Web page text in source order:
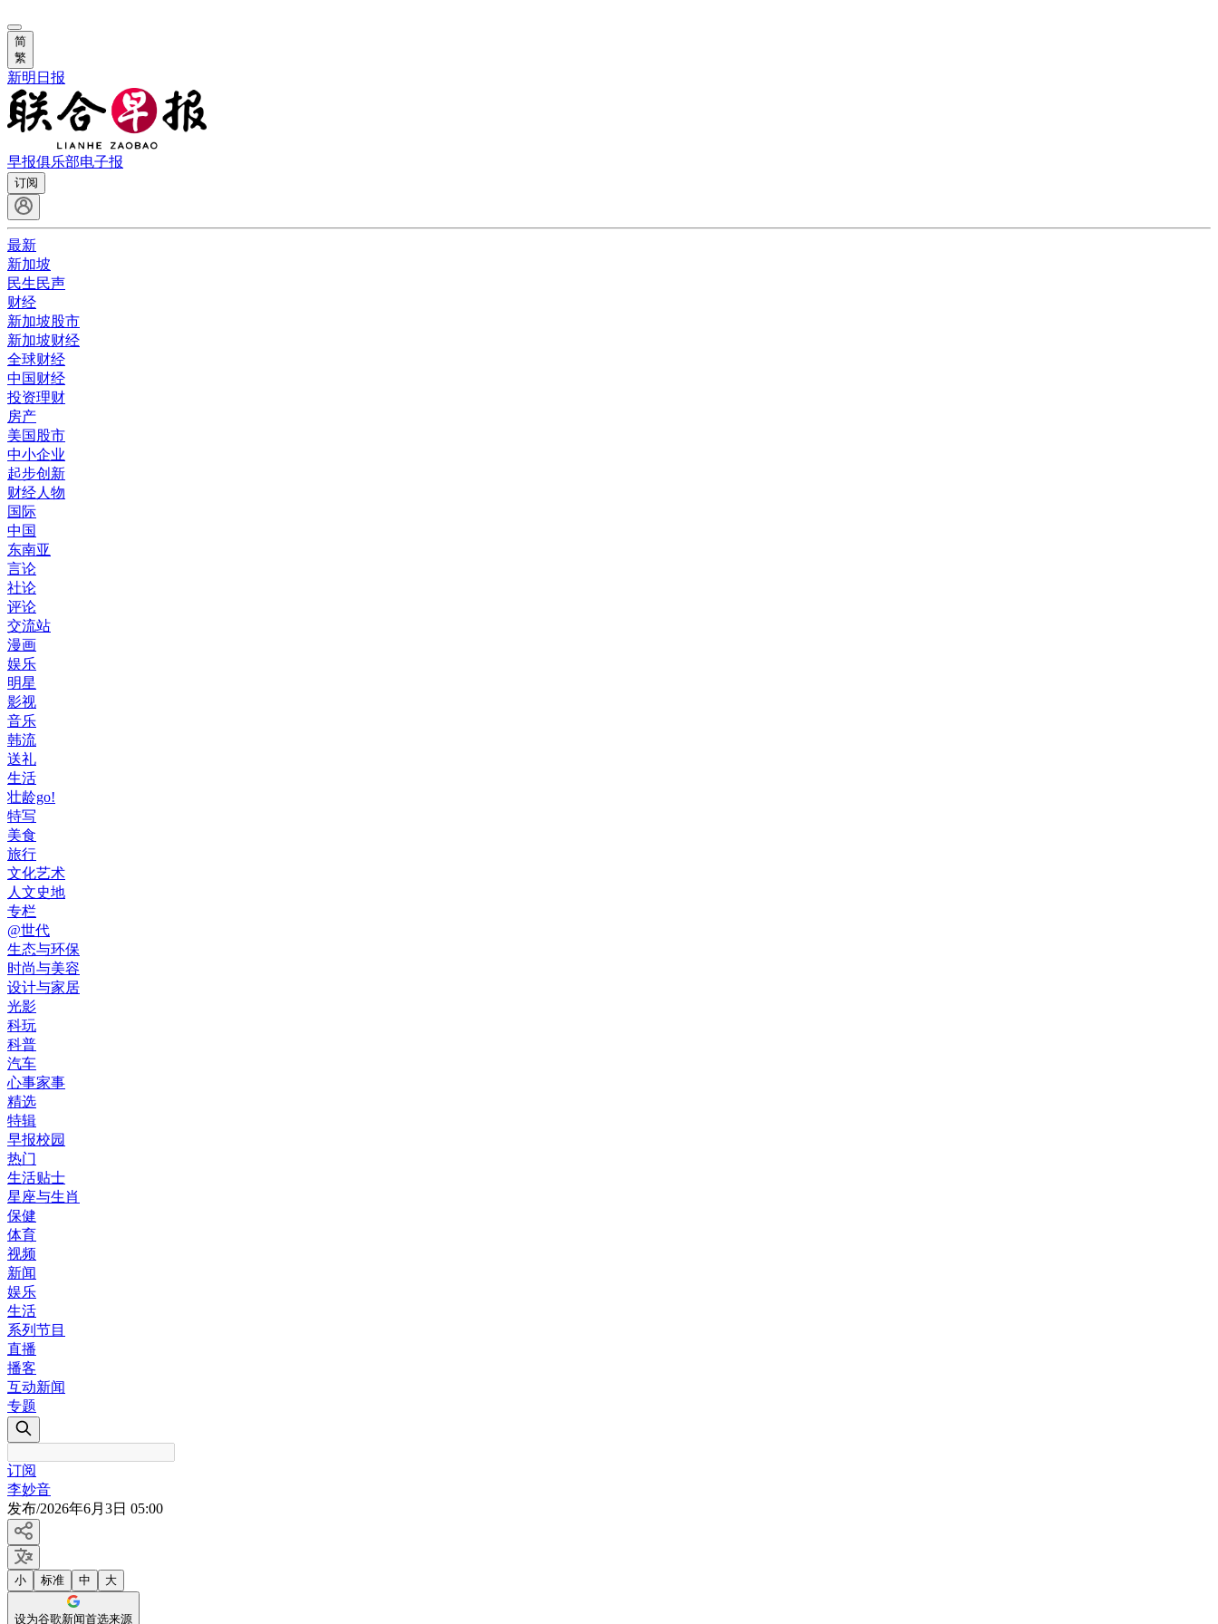
简
繁
新明日报
早报俱乐部电子报
订阅
最新
新加坡
民生民声
财经
新加坡股市
新加坡财经
全球财经
中国财经
投资理财
房产
美国股市
中小企业
起步创新
财经人物
国际
中国
东南亚
言论
社论
评论
交流站
漫画
娱乐
明星
影视
音乐
韩流
送礼
生活
壮龄go!
特写
美食
旅行
文化艺术
人文史地
专栏
@世代
生态与环保
时尚与美容
设计与家居
光影
科玩
科普
汽车
心事家事
精选
特辑
早报校园
热门
生活贴士
星座与生肖
保健
体育
视频
新闻
娱乐
生活
系列节目
直播
播客
互动新闻
专题
订阅
李妙音
发布/2026年6月3日 05:00
小 标准 中 大
设为谷歌新闻首选来源